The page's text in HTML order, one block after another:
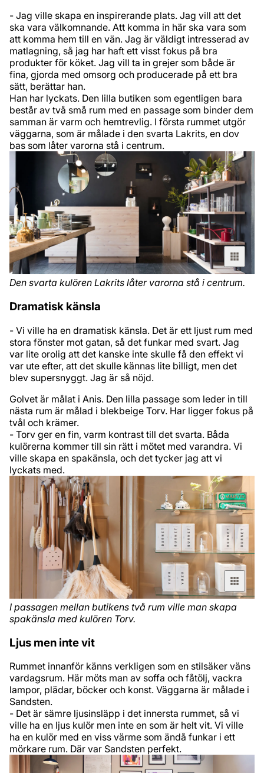
- Jag ville skapa en inspirerande plats. Jag vill att det
ska vara välkomnande. Att komma in här ska vara som
att komma hem till en vän. Jag är väldigt intresserad av
matlagning, så jag har haft ett visst fokus på bra
produkter för köket. Jag vill ta in grejer som både är
fina, gjorda med omsorg och producerade på ett bra
sätt, berättar han.
Han har lyckats. Den lilla butiken som egentligen bara
består av två små rum med en passage som binder dem
samman är varm och hemtrevlig. I första rummet utgör
väggarna, som är målade i den svarta Lakrits, en dov
bas som låter varorna stå i centrum.
Den svarta kulören Lakrits låter varorna stå i centrum.
Dramatisk känsla
- Vi ville ha en dramatisk känsla. Det är ett ljust rum med
stora fönster mot gatan, så det funkar med svart. Jag
var lite orolig att det kanske inte skulle få den effekt vi
var ute efter, att det skulle kännas lite billigt, men det
blev supersnyggt. Jag är så nöjd.
Golvet är målat i Anis. Den lilla passage som leder in till
nästa rum är målad i blekbeige Torv. Har ligger fokus på
tvål och krämer.
- Torv ger en fin, varm kontrast till det svarta. Båda
kulörerna kommer till sin rätt i mötet med varandra. Vi
ville skapa en spakänsla, och det tycker jag att vi
lyckats med.
I passagen mellan butikens två rum ville man skapa
spakänsla med kulören Torv.
Ljus men inte vit
Rummet innanför känns verkligen som en stilsäker väns
vardagsrum. Här möts man av soffa och fåtölj, vackra
lampor, plädar, böcker och konst. Väggarna är målade i
Sandsten.
- Det är sämre ljusinsläpp i det innersta rummet, så vi
ville ha en ljus kulör men inte en som är helt vit. Vi ville
ha en kulör med en viss värme som ändå funkar i ett
mörkare rum. Där var Sandsten perfekt.